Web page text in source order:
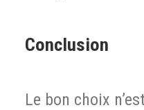
Conclusion
Le bon choix